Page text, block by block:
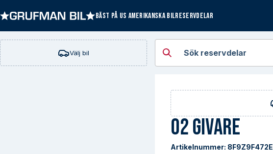
BÄST PÅ US AMERIKANSKA BILRESERVDELAR
Välj bil
Sök reservdelar
O2 givare
Artikelnummer: 8F9Z9F472E